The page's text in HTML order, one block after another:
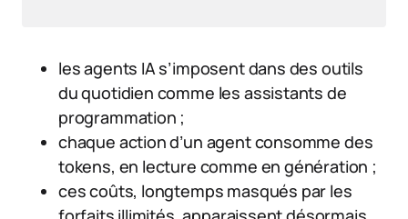
les agents IA s’imposent dans des outils
du quotidien comme les assistants de
programmation ;
chaque action d’un agent consomme des
tokens, en lecture comme en génération ;
ces coûts, longtemps masqués par les